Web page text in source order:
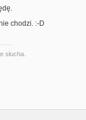
chodzi. :-D
słucha.